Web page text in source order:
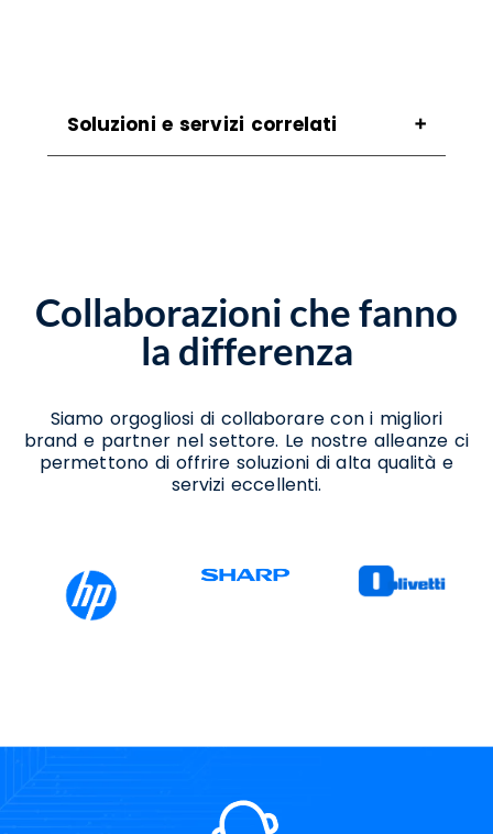
Soluzioni e servizi correlati
Noleggio Stampanti Caselle In Pittari
Noleggio Stampanti Termiche Caselle In
Vendita Stampanti Caselle In Pittari
Collaborazioni che fanno
la differenza
Siamo orgogliosi di collaborare con i migliori
brand e partner nel settore. Le nostre alleanze ci
permettono di offrire soluzioni di alta qualità e
servizi eccellenti.